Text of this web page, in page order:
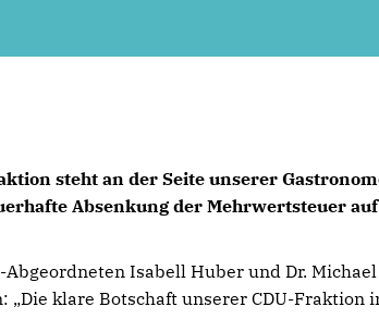
steht an der Seite unserer
Absenkung der Mehrwertsteuer auf
Abgeordneten Isabell Huber und Dr.
„Die klare Botschaft unserer CDU-Fraktion